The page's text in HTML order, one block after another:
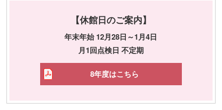
【休館日のご案内】
年末年始 12月28日～1月4日
月1回点検日 不定期
8年度はこちら